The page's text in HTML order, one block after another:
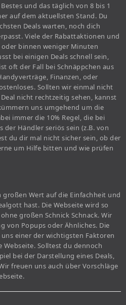
und das täglich von 8 bis 1
auf dem aktuellsten Stand. Du
Deals warten, noch dich
Viele der Rabattaktionen und
binnen weniger Minuten
bei einigen Deals schnell sein,
oft der Fall bei Schnäppchen aus
Finanzen, oder
Sollten wir einmal nicht
nicht rechtzeitig sehen, kannst
uns umgehend um die
immer die 10% Regel, die bei
Händler seriös sein (z.B. von
du dir mal nicht sicher sein, ob der
um Hilfe bitten und wie prüfen
Wert auf die Einfachheit und
hast. Die Webseite wird so
großen Schnick Schnack. Wir
von Popups oder Ähnliches. Die
einer der wichtigsten Faktoren
Solltest du dennoch
bei der Darstellung eines Deals,
freuen uns auch über Vorschläge